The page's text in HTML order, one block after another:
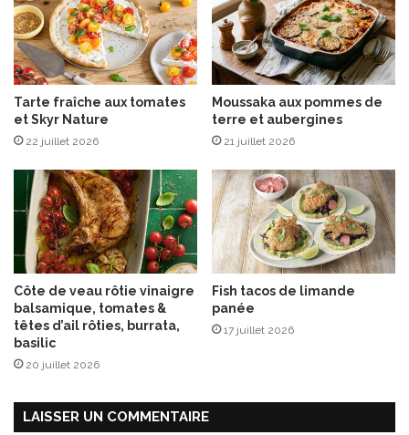
m
n
e
e
t
m
i
e
y
m
l
e
p
l
a
s
i
r
n
a
l
Tarte fraîche aux tomates
et Skyr Nature
22 juillet 2026
Moussaka aux pommes de
terre et aubergines
21 juillet 2026
Côte de veau rôtie vinaigre
balsamique, tomates &
têtes d’ail rôties, burrata,
basilic
20 juillet 2026
Fish tacos de limande
panée
17 juillet 2026
LAISSER UN COMMENTAIRE